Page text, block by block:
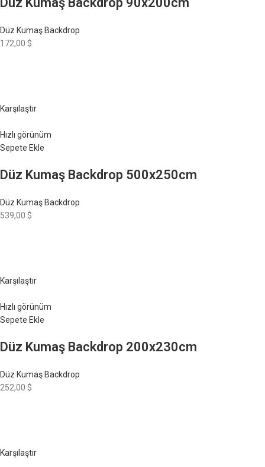
Düz Kumaş Backdrop
172,00 $
Karşılaştır
Hızlı görünüm
Sepete Ekle
Düz Kumaş Backdrop 500x250cm
Düz Kumaş Backdrop
539,00 $
Karşılaştır
Hızlı görünüm
Sepete Ekle
Düz Kumaş Backdrop 200x230cm
Düz Kumaş Backdrop
252,00 $
Karşılaştır